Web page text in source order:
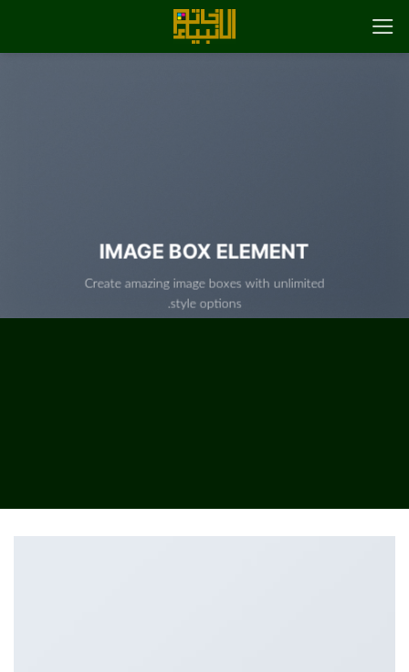
IMAGE BOX ELEMENT
Create amazing image boxes with unlimited
style options.